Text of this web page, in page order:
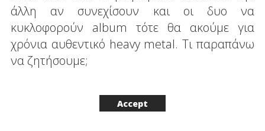
άλλη αν συνεχίσουν και οι δυο να
κυκλοφορούν album τότε θα ακούμε για
χρόνια αυθεντικό heavy metal. Τι παραπάνω
να ζητήσουμε;
Accept